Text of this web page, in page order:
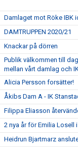
Damlaget mot Röke IBK
DAMTRUPPEN 2020/21
Knackar på dörren
Publik välkommen till
mellan vårt damlag och
Alicia Persson forsätter!
Åkibs Dam A - IK
Filippa Eliasson
2 nya år för Emilia Losell
Heidrun Bjartmarz